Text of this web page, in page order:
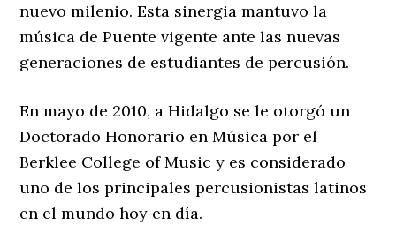
nuevo milenio. Esta sinergia mantuvo la
música de Puente vigente ante las nuevas
generaciones de estudiantes de percusión.
En mayo de 2010, a Hidalgo se le otorgó un
Doctorado Honorario en Música por el
Berklee College of Music y es considerado
uno de los principales percusionistas latinos
en el mundo hoy en día.